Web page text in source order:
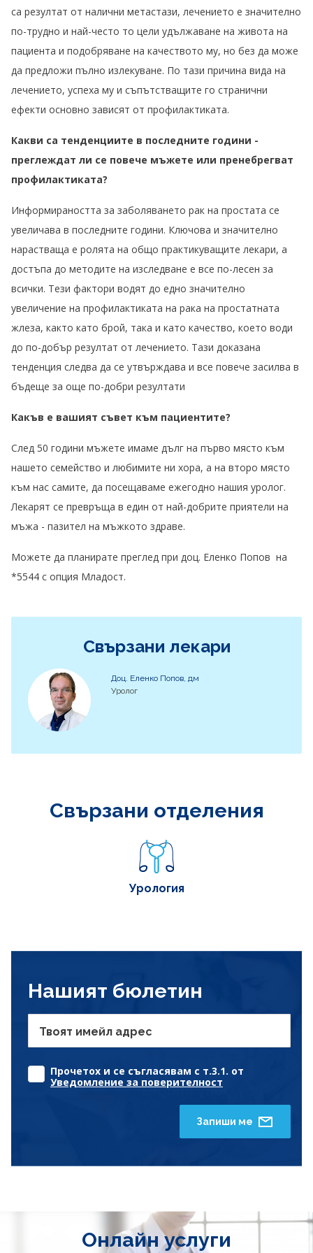
са резултат от налични метастази, лечението е значително
по-трудно и най-често то цели удължаване на живота на
пациента и подобряване на качеството му, но без да може
да предложи пълно излекуване. По тази причина вида на
лечението, успеха му и съпътстващите го странични
ефекти основно зависят от профилактиката.
Какви са тенденциите в последните години -
преглеждат ли се повече мъжете или пренебрегват
профилактиката?
Информираността за заболяването рак на простата се
увеличава в последните години. Ключова и значително
нарастваща е ролята на общо практикуващите лекари, а
достъпа до методите на изследване е все по-лесен за
всички. Тези фактори водят до едно значително
увеличение на профилактиката на рака на простатната
жлеза, както като брой, така и като качество, което води
до по-добър резултат от лечението. Тази доказана
тенденция следва да се утвърждава и все повече засилва в
бъдеще за още по-добри резултати
Какъв е вашият съвет към пациентите?
След 50 години мъжете имаме дълг на първо място към
нашето семейство и любимите ни хора, а на второ място
към нас самите, да посещаваме ежегодно нашия уролог.
Лекарят се превръща в един от най-добрите приятели на
мъжа - пазител на мъжкото здраве.
Можете да планирате преглед при доц. Еленко Попов на
*5544 с опция Младост.
Свързани лекари
Доц. Еленко Попов, дм
Уролог
Свързани отделения
Урология
Нашият бюлетин
Твоят имейл адрес
Прочетох и се съгласявам с т.3.1. от
Уведомление за поверителност
Запиши ме
Онлайн услуги